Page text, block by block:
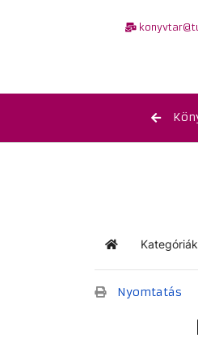
KezdőlapKategóriák
Nyomtatás